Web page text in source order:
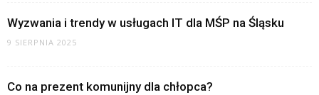
Wyzwania i trendy w usługach IT dla MŚP na Śląsku
9 SIERPNIA 2025
Co na prezent komunijny dla chłopca?